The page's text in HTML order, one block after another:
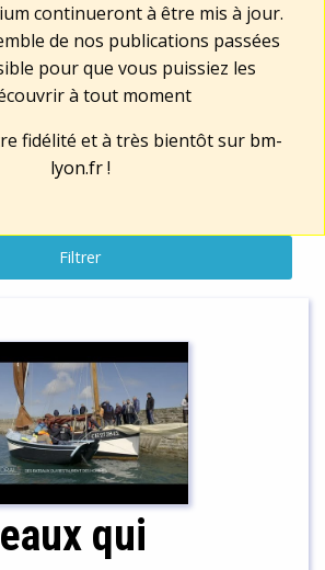
continueront à être mis à jour.
de nos publications passées
pour que vous puissiez les
à tout moment
fidélité et à très bientôt sur bm-
lyon.fr!
Filtrer
qui